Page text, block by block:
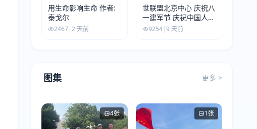
用生命影响生命 作者:
泰戈尔
2467|2 天前
世联盟北京中心 庆祝八
一建军节 庆祝中国人民
解放军建军99周年
9254|9 天前
图集 更多 >
4张 1张